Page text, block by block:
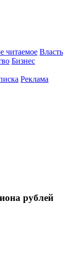
читаемое Власть
Бизнес
Реклама
рублей